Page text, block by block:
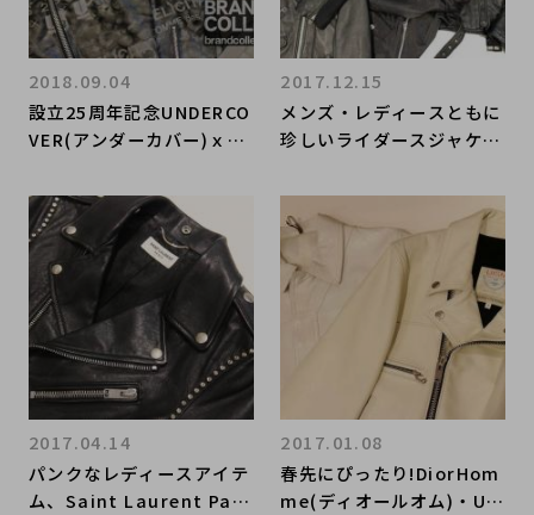
設立25周年記念UNDERCO
VER(アンダーカバー)ｘCO
デギャルソン)のライダー
ス入荷いたしました！
2018.09.04
メンズ・レディースともに
珍しいライダースジャケッ
す!!
2017.12.15
パンクなレディースアイテ
ム、Saint Laurent Pari
2017.04.14
春先にぴったり!DiorHom
me(ディオールオム)・UN
2017.01.08